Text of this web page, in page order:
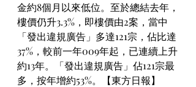
金約8個月以來低位。至於總結去年，
樓價仍升3.3%，即樓價由2案，當中
「發出違規廣告」多達121宗，佔比達
37%，較前一年009年起，已連續上升
約13年。「發出違規廣告」佔121宗最
多，按年增約53%。【東方日報】